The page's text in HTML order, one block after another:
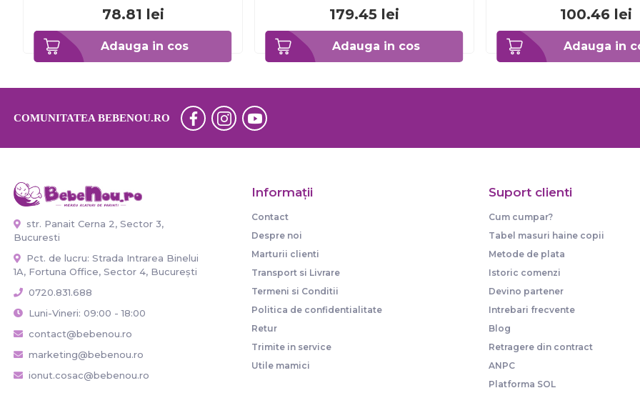
Adauga in cos
78.81 lei
Adauga in cos
179.45 lei
Adauga in
100.46 lei
COMUNITATEA BEBENOU.RO
str. Panait Cerna 2, Sector 3,
Bucuresti
Pct. de lucru: Strada Intrarea Binelui
1A, Fortuna Office, Sector 4, București
0720.831.688
Luni-Vineri: 09:00 - 18:00
contact@bebenou.ro
marketing@bebenou.ro
ionut.cosac@bebenou.ro
Informaţii
Contact
Despre noi
Marturii clienti
Transport si Livrare
Termeni si Conditii
Politica de confidentialitate
Retur
Trimite in service
Utile mamici
Suport clienti
Cum cumpar?
Tabel masuri haine copii
Metode de plata
Istoric comenzi
Devino partener
Intrebari frecvente
Blog
Retragere din contract
ANPC
Platforma SOL